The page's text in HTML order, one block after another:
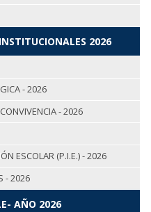
2026
- 2026
- 2026
ESCOLAR (P.I.E.) - 2026
- 2026
AÑO 2026